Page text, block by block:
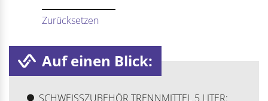
Zurücksetzen
Auf einen Blick:
SCHWEISSZUBEHÖR TRENNMITTEL 5 LITER: